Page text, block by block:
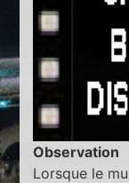
Observation
Lorsque le